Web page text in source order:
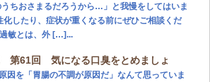
ちおさまるだろうから…」と我慢をしてはいま
化したり、症状が重くなる前にぜひご相談くだ
敏とは、外 […]...
第61回 気になる口臭をとめましょ
因を「胃腸の不調が原因だ」なんて思っていま